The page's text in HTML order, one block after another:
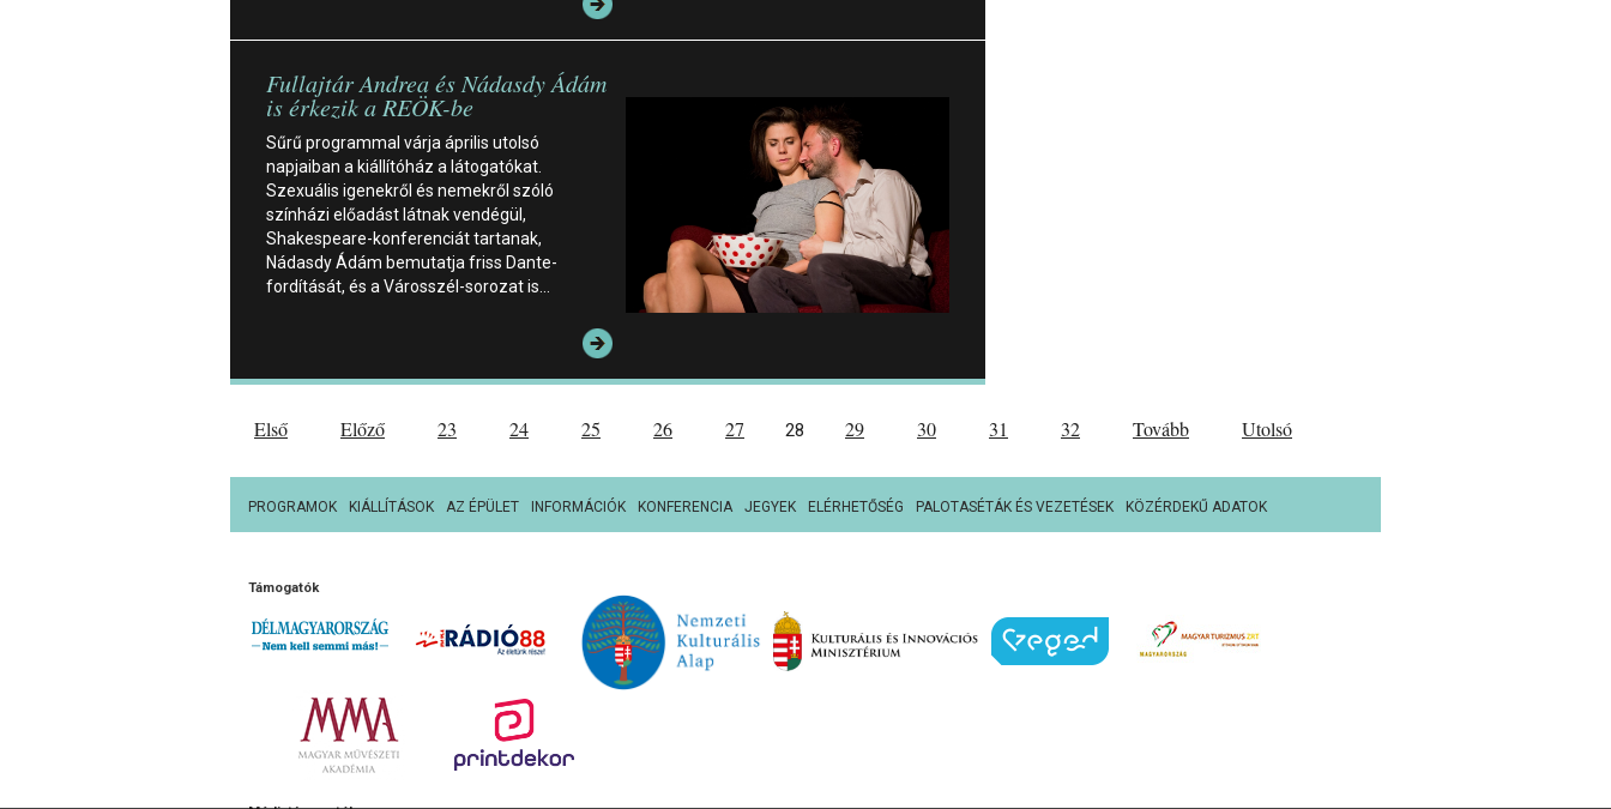
Fullajtár Andrea és Nádasdy Ádám
is érkezik a REÖK-be
Sűrű programmal várja április utolsó
napjaiban a kiállítóház a látogatókat.
Szexuális igenekről és nemekről szóló
színházi előadást látnak vendégül,
Shakespeare-konferenciát tartanak,
Nádasdy Ádám bemutatja friss Dante-
fordítását, és a Városszél-sorozat is…
Első Előző 23 24 25 26 27 28 29 30 31 32 Tovább Utolsó
PROGRAMOK KIÁLLÍTÁSOK AZ ÉPÜLET INFORMÁCIÓK KONFERENCIA JEGYEK ELÉRHETŐSÉG PALOTASÉTÁK ÉS VEZETÉSEK KÖZÉRDEKŰ ADATOK
Támogatók